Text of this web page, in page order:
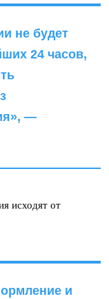
не будет
24 часов,
—
исходят от
и